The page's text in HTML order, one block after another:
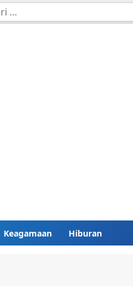
Keagamaan Hiburan